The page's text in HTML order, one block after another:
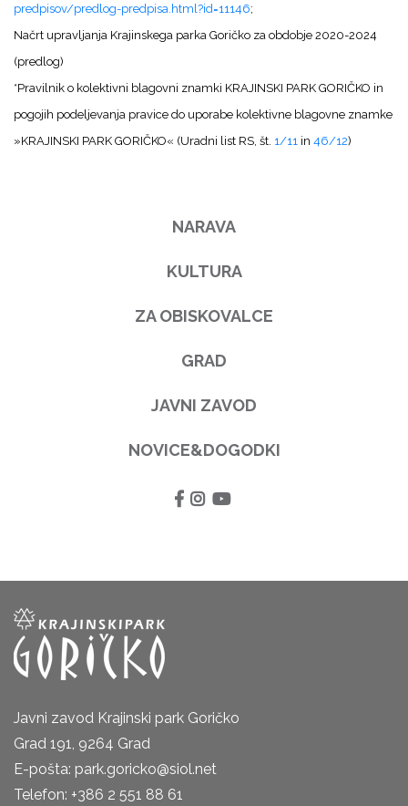
predpisov/predlog-predpisa.html?id=11146;
Načrt upravljanja Krajinskega parka Goričko za obdobje 2020-2024
(predlog)
*Pravilnik o kolektivni blagovni znamki KRAJINSKI PARK GORIČKO in
pogojih podeljevanja pravice do uporabe kolektivne blagovne znamke
»KRAJINSKI PARK GORIČKO« (Uradni list RS, št. 1/11 in 46/12)
NARAVA
KULTURA
ZA OBISKOVALCE
GRAD
JAVNI ZAVOD
NOVICE&DOGODKI
Javni zavod Krajinski park Goričko
Grad 191, 9264 Grad
E-pošta: park.goricko@siol.net
Telefon: +386 2 551 88 61